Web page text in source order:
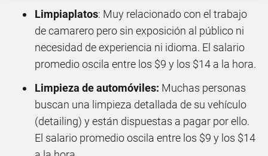
Limpiaplatos: Muy relacionado con el trabajo
de camarero pero sin exposición al público ni
necesidad de experiencia ni idioma. El salario
promedio oscila entre los $9 y los $14 a la hora.
Limpieza de automóviles: Muchas personas
buscan una limpieza detallada de su vehículo
(detailing) y están dispuestas a pagar por ello.
El salario promedio oscila entre los $9 y los $14